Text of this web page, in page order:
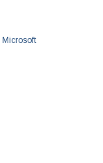
Microsoft